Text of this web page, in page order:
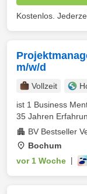
Kostenlos.
m/w/d
Vollzeit
ist 1 Business
35 Jahren
BV Bestseller
Bochum
vor 1 Woche